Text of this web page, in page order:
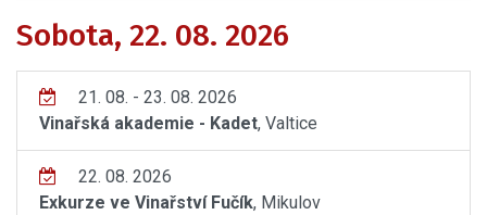
Sobota, 22. 08. 2026
21. 08. - 23. 08. 2026
Vinařská akademie - Kadet, Valtice
22. 08. 2026
Exkurze ve Vinařství Fučík, Mikulov